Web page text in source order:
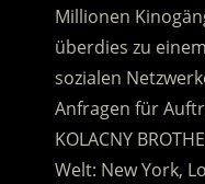
Millionen
überdies zu
sozialen
Anfragen für
KOLACNY
Welt: New York,